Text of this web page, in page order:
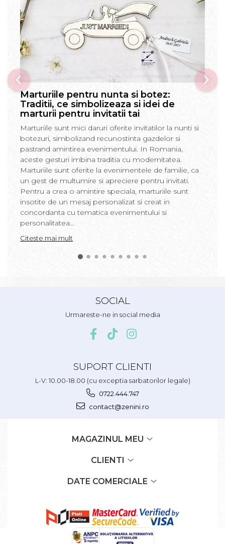
Marturiile pentru nunta si botez:
Traditii, ce simbolizeaza si idei de
marturii pentru invitatii tai
Marturiile sunt mici daruri oferite invitatilor la nunti si
botezuri, simbolizand recunostinta gazdelor si
pastrand amintirea evenimentului. In Romania,
aceste gesturi imbina traditia cu modernitatea.
Marturiile sunt oferite la evenimentele de familie, ca
un gest de multumire si apreciere pentru invitati.
Pentru a crea o amintire speciala, marturiile sunt
insotite de un mesaj personalizat si creat in
concordanta cu tematica evenimentului si
personalitatea...
Citeste mai mult
SOCIAL
Urmareste-ne in social media
SUPORT CLIENTI
L-V: 10.00-18.00 (cu exceptia sarbatorilor legale)
0722.444.747
contact@zenini.ro
MAGAZINUL MEU
CLIENTI
DATE COMERCIALE